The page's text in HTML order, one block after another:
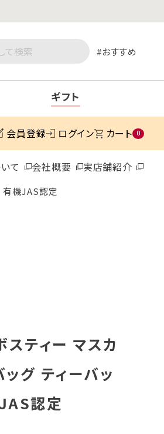
おすすめ
ギフト
会員登録 ログイン カート 0
て 会社概要 実店舗紹介
有機JAS認定
スティー マスカ
グ ティーバッ
認定